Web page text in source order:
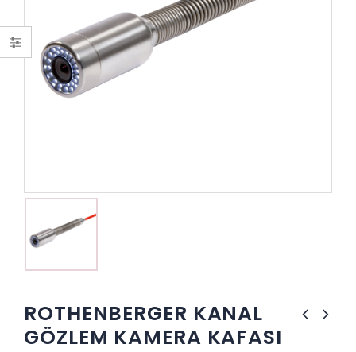
ROTHENBERGER KANAL
GÖZLEM KAMERA KAFASI